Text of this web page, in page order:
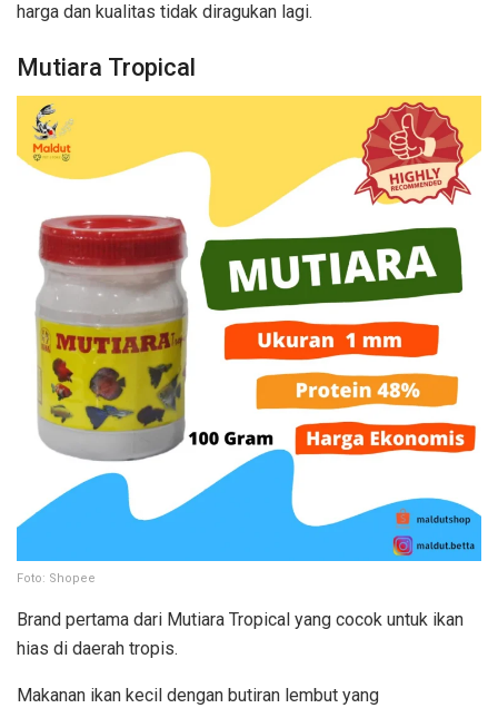
harga dan kualitas tidak diragukan lagi.
Mutiara Tropical
Foto: Shopee
Brand pertama dari Mutiara Tropical yang cocok untuk ikan
hias di daerah tropis.
Makanan ikan kecil dengan butiran lembut yang